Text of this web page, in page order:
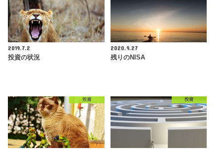
2019.7.2
投資の状況
2020.9.27
残りのNISA
投資 投資